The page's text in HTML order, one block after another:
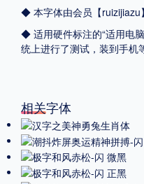
◆ 本字体由会员【ruizijiazu
◆ 适用硬件标注的“适用电
统上进行了测试，装到手机
相关字体